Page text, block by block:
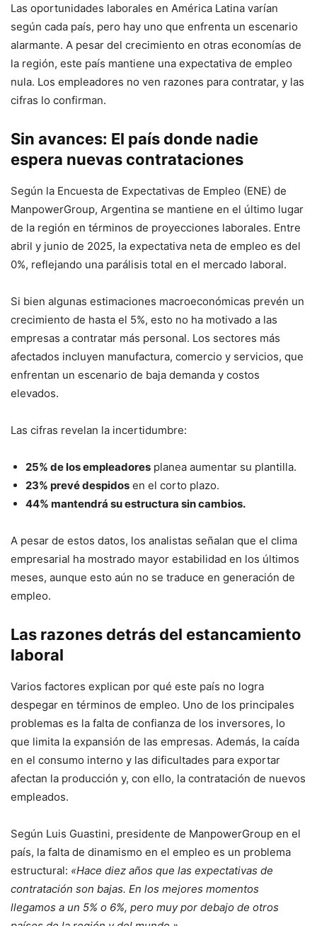
Las oportunidades laborales en América Latina varían
según cada país, pero hay uno que enfrenta un escenario
alarmante. A pesar del crecimiento en otras economías de
la región, este país mantiene una expectativa de empleo
nula. Los empleadores no ven razones para contratar, y las
cifras lo confirman.
Sin avances: El país donde nadie
espera nuevas contrataciones
Según la Encuesta de Expectativas de Empleo (ENE) de
ManpowerGroup, Argentina se mantiene en el último lugar
de la región en términos de proyecciones laborales. Entre
abril y junio de 2025, la expectativa neta de empleo es del
0%, reflejando una parálisis total en el mercado laboral.
Si bien algunas estimaciones macroeconómicas prevén un
crecimiento de hasta el 5%, esto no ha motivado a las
empresas a contratar más personal. Los sectores más
afectados incluyen manufactura, comercio y servicios, que
enfrentan un escenario de baja demanda y costos
elevados.
Las cifras revelan la incertidumbre:
25% de los empleadores planea aumentar su plantilla.
23% prevé despidos en el corto plazo.
44% mantendrá su estructura sin cambios.
A pesar de estos datos, los analistas señalan que el clima
empresarial ha mostrado mayor estabilidad en los últimos
meses, aunque esto aún no se traduce en generación de
empleo.
Las razones detrás del estancamiento
laboral
Varios factores explican por qué este país no logra
despegar en términos de empleo. Uno de los principales
problemas es la falta de confianza de los inversores, lo
que limita la expansión de las empresas. Además, la caída
en el consumo interno y las dificultades para exportar
afectan la producción y, con ello, la contratación de nuevos
empleados.
Según Luis Guastini, presidente de ManpowerGroup en el
país, la falta de dinamismo en el empleo es un problema
estructural: «Hace diez años que las expectativas de
contratación son bajas. En los mejores momentos
llegamos a un 5% o 6%, pero muy por debajo de otros